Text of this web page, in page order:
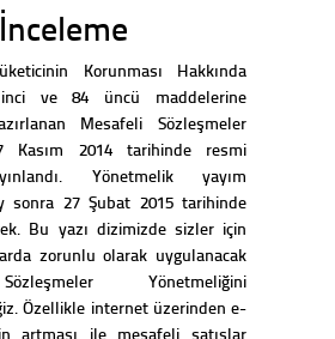
İnceleme
Korunması Hakkında
ve 84 üncü maddelerine
Mesafeli Sözleşmeler
Kasım 2014 tarihinde resmi
Yönetmelik yayım
sonra 27 Şubat 2015 tarihinde
Bu yazı dizimizde sizler için
zorunlu olarak uygulanacak
Yönetmeliğini
Özellikle internet üzerinden e-
artması ile mesafeli satışlar